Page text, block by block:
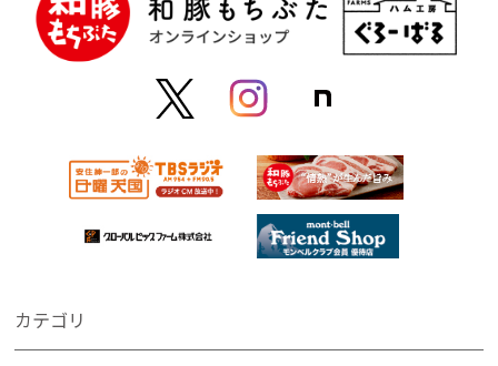
カテゴリ